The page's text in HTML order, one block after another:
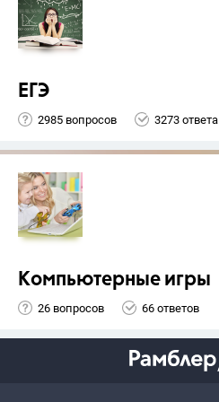
ЕГЭ
2985 вопросов 3273 ответа
Компьютерные игры
26 вопросов 66 ответов